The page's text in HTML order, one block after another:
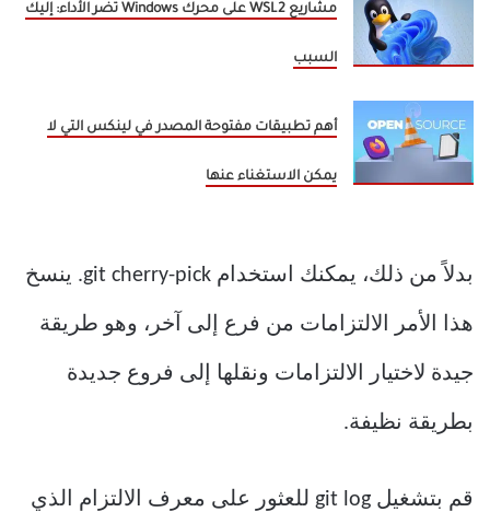
مشاريع WSL2 على محرك Windows تضر الأداء: إليك
السبب
أهم تطبيقات مفتوحة المصدر في لينكس التي لا
يمكن الاستغناء عنها
بدلاً من ذلك، يمكنك استخدام git cherry-pick. ينسخ
هذا الأمر الالتزامات من فرع إلى آخر، وهو طريقة
جيدة لاختيار الالتزامات ونقلها إلى فروع جديدة
بطريقة نظيفة.
قم بتشغيل git log للعثور على معرف الالتزام الذي